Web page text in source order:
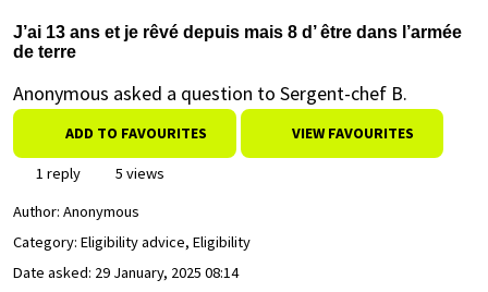
J’ai 13 ans et je rêvé depuis mais 8 d’ être dans l’armée
de terre
Anonymous asked a question to Sergent-chef B.
ADD TO FAVOURITES VIEW FAVOURITES
1 reply
5 views
Author: Anonymous
Category: Eligibility advice, Eligibility
Date asked: 29 January, 2025 08:14